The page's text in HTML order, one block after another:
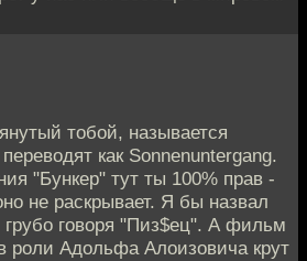
тобой, называется
как Sonnenuntergang.
"Бункер" тут ты 100% прав -
не раскрывает. Я бы назвал
говоря "Пиз$ец". А фильм
роли Адольфа Алоизовича крут